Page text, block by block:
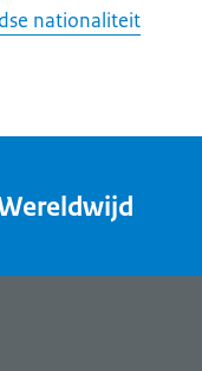
nationaliteit